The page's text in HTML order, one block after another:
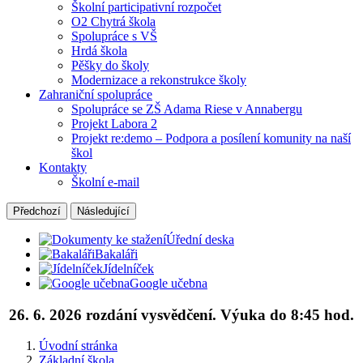
Školní participativní rozpočet
O2 Chytrá škola
Spolupráce s VŠ
Hrdá škola
Pěšky do školy
Modernizace a rekonstrukce školy
Zahraniční spolupráce
Spolupráce se ZŠ Adama Riese v Annabergu
Projekt Labora 2
Projekt re:demo – Podpora a posílení komunity na naší
škol
Kontakty
Školní e-mail
Předchozí Následující
Úřední deska
Bakaláři
Jídelníček
Google učebna
26. 6. 2026 rozdání vysvědčení. Výuka do 8:45 hod.
Úvodní stránka